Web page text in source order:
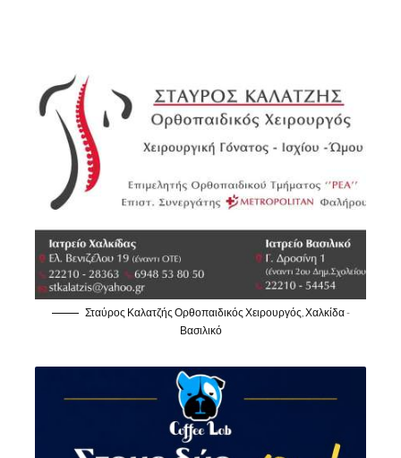
Σταύρος Καλατζής Ορθοπαιδικός Χειρουργός, Χαλκίδα -
Βασιλικό